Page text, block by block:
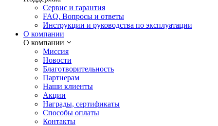
Сервис и гарантия
FAQ. Вопросы и ответы
Инструкции и руководства по эксплуатации
О компании
О компании
Миссия
Новости
Благотворительность
Партнерам
Наши клиенты
Акции
Награды, сертификаты
Способы оплаты
Контакты